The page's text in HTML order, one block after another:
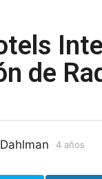
de
4 años